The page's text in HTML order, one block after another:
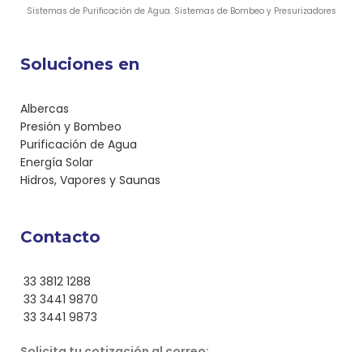
Sistemas de Purificación de Agua. Sistemas de Bombeo y Presurizadores
Soluciones en
Albercas
Presión y Bombeo
Purificación de Agua
Energía Solar
Hidros, Vapores y Saunas
Contacto
33 3812 1288
33 3441 9870
33 3441 9873